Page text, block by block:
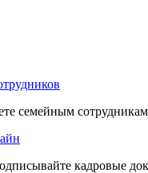
семейным
кадровые